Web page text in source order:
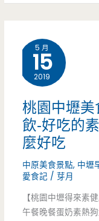
美
食-
駱
先
生
義
大
利
5 月
15
2019
桃園中壢
飲-好吃的
麼好吃
中原美食景點, 中壢
愛食記 /芽月
【桃園中壢得來素
午餐晚餐蛋奶素熱